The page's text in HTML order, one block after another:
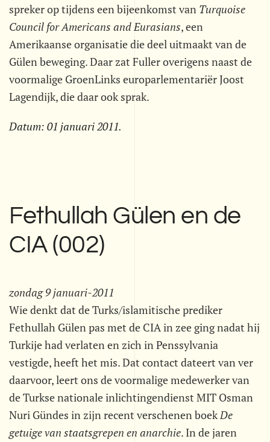
spreker op tijdens een bijeenkomst van Turquoise
Council for Americans and Eurasians, een
Amerikaanse organisatie die deel uitmaakt van de
Gülen beweging. Daar zat Fuller overigens naast de
voormalige GroenLinks europarlementariër Joost
Lagendijk, die daar ook sprak.
Datum: 01 januari 2011.
Fethullah Gülen en de
CIA (002)
zondag 9 januari-2011
Wie denkt dat de Turks/islamitische prediker
Fethullah Gülen pas met de CIA in zee ging nadat hij
Turkije had verlaten en zich in Penssylvania
vestigde, heeft het mis. Dat contact dateert van ver
daarvoor, leert ons de voormalige medewerker van
de Turkse nationale inlichtingendienst MIT Osman
Nuri Gündes in zijn recent verschenen boekDe
getuige van staatsgrepen en anarchie. In de jaren